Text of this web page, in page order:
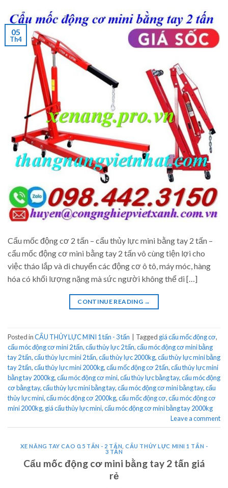
05
Th4
Cẩu mốc động cơ 2 tấn – cẩu thủy lực mini bằng tay 2 tấn –
cẩu mốc động cơ mini bằng tay 2 tấn vô cùng tiện lợi cho
việc tháo lắp và di chuyển các động cơ ô tô, máy móc, hàng
hóa có khối lượng nặng mà sức người không thể di […]
CONTINUE READING →
Posted inCẨU THỦY LỰC MINI 1 tấn - 3 tấn Tagged giá cẩu mốc động cơ,
cẩu móc động cơ mini 2 tấn,cẩu thủy lực 2 tấn,cẩu móc động cơ mini bằng
tay 2 tấn,cẩu thủy lực mini 2 tấn,cẩu thủy lực 2000kg,cẩu thủy lực mini bằng
tay 2 tấn,cẩu thủy lực mini 2000kg,cẩu mốc động cơ 2 tấn,cẩu thủy lực mini
bằng tay 2000kg,cẩu móc động cơ mini,cẩu thủy lực bằng tay,cẩu móc động
cơ bằng tay,cẩu thủy lực mini bằng tay,cẩu móc động cơ mini bằng tay,cẩu
thủy lực mini,cẩu móc động cơ 2000kg,cẩu mốc động cơ,cẩu móc động cơ
mini 2000kg, giá cẩu thủy lực mini,cẩu móc động cơ mini bằng tay 2000kg
Leave a comment
XE NÂNG TAY CAO 0.5 TẤN - 2 TẤN ,CẨU THỦY LỰC MINI 1 TẤN -
3 TẤN
Cẩu mốc động cơ mini bằng tay 2 tấn giá
rẻ